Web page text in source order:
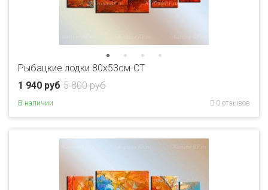
Рыбацкие лодки 80x53см-CT
5 800 руб
1 940 руб
В наличии 0 отзывов